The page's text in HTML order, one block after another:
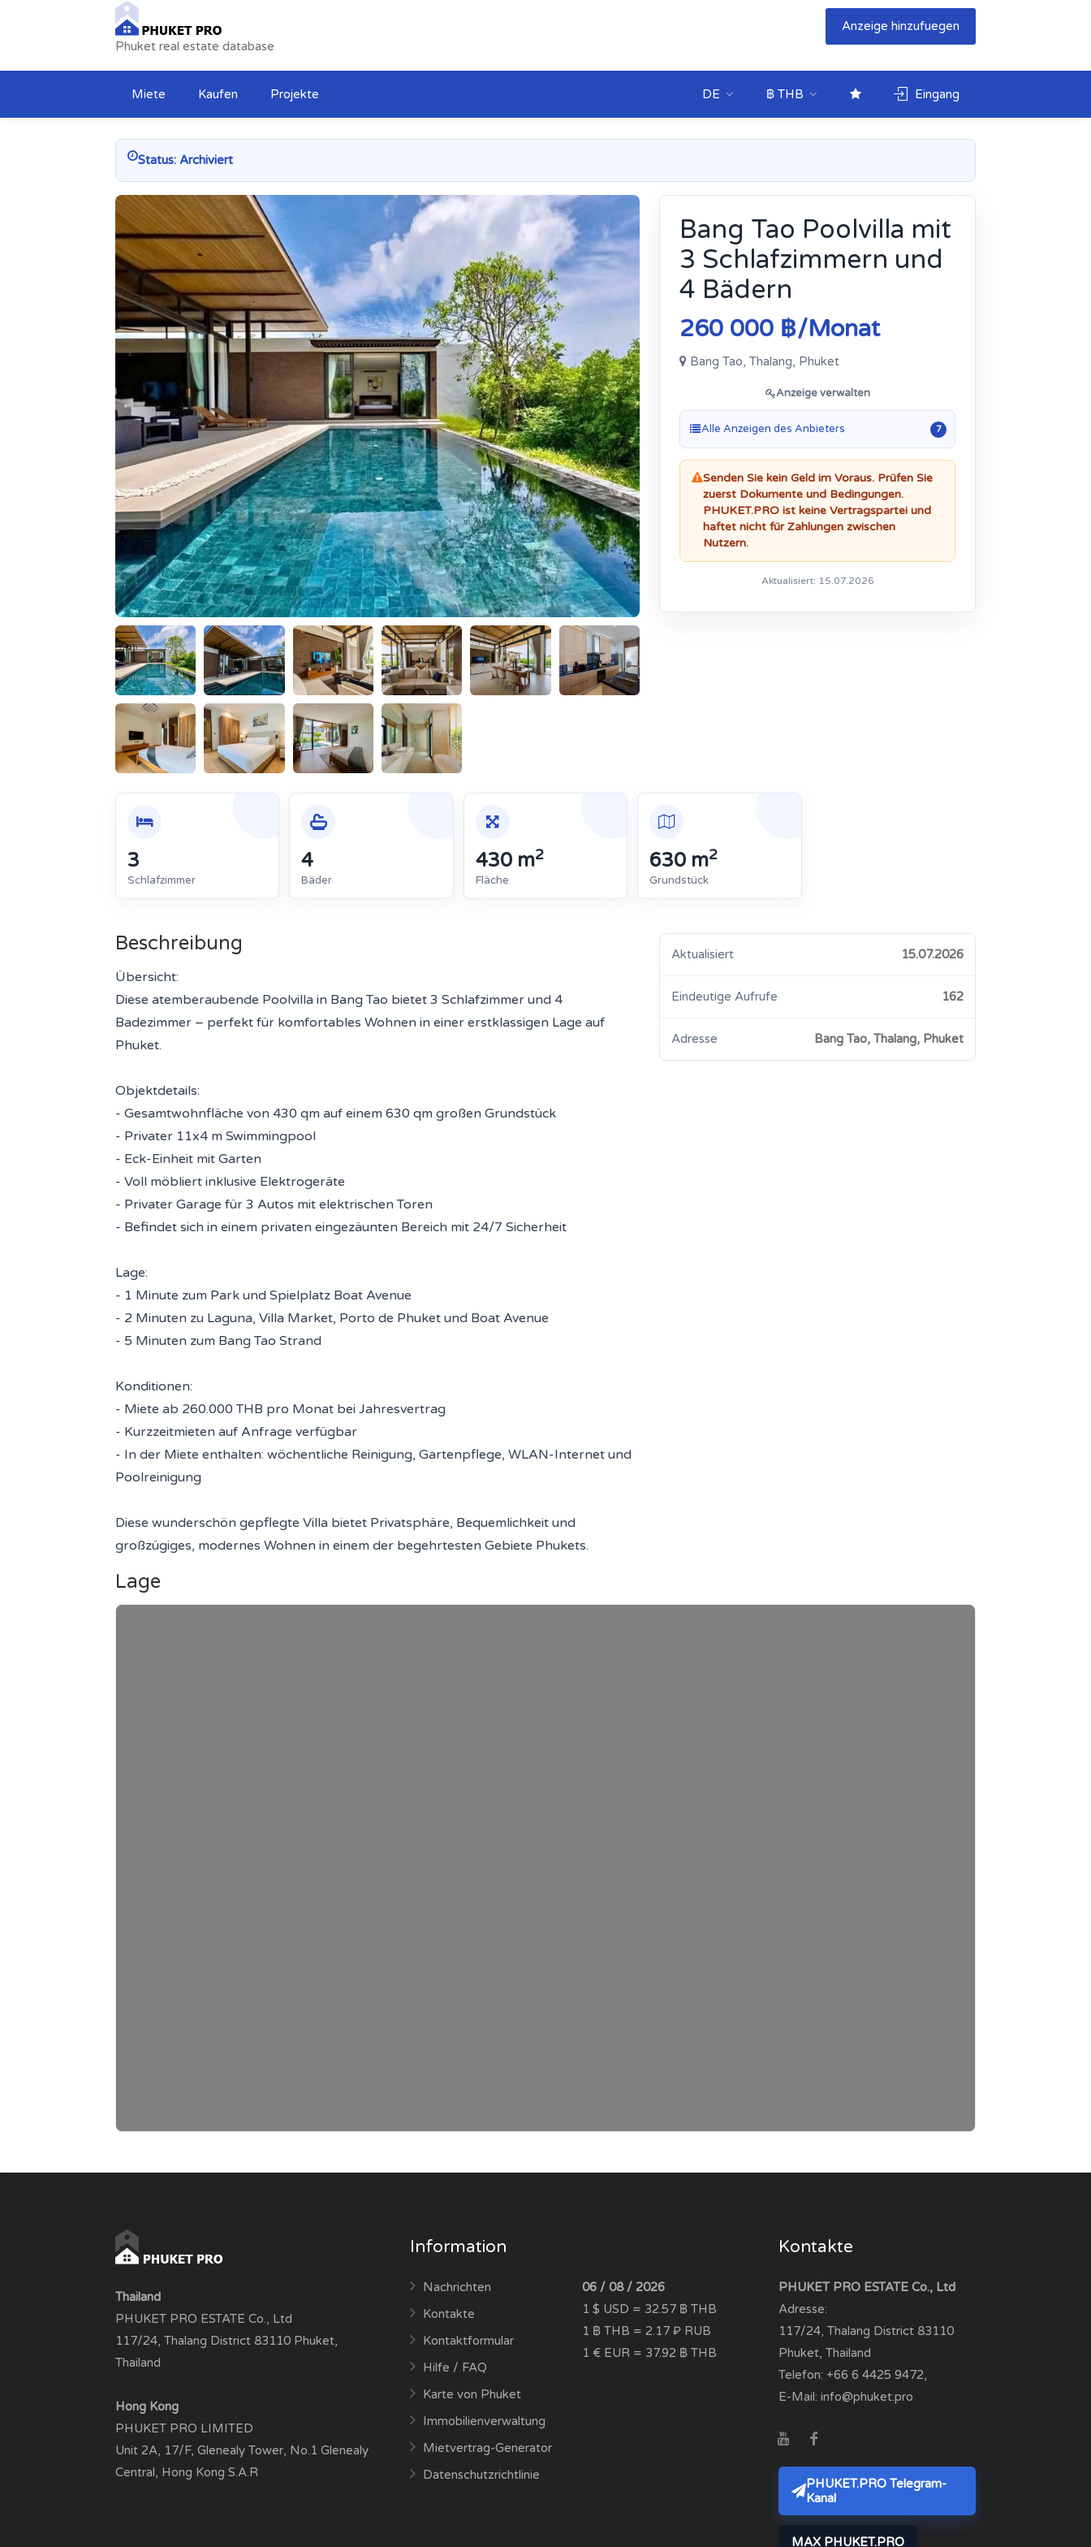
Phuket real estate database
Anzeige hinzufuegen
Miete Kaufen Projekte Eingang
฿ THB
DE
Status: Archiviert
Bang Tao Poolvilla mit
3 Schlafzimmern und
4 Bädern
260 000 ฿/Monat
Bang Tao, Thalang, Phuket
Anzeige verwalten
Alle Anzeigen des Anbieters 7
Senden Sie kein Geld im Voraus. Prüfen Sie
zuerst Dokumente und Bedingungen.
PHUKET.PRO ist keine Vertragspartei und
haftet nicht für Zahlungen zwischen
Nutzern.
Aktualisiert: 15.07.2026
3
Schlafzimmer
4
Bäder
430 m2
Fläche
630 m2
Grundstück
Beschreibung
Übersicht:
Diese atemberaubende Poolvilla in Bang Tao bietet 3 Schlafzimmer und 4
Badezimmer – perfekt für komfortables Wohnen in einer erstklassigen Lage auf
Phuket.
Objektdetails:
- Gesamtwohnfläche von 430 qm auf einem 630 qm großen Grundstück
- Privater 11x4 m Swimmingpool
- Eck-Einheit mit Garten
- Voll möbliert inklusive Elektrogeräte
- Privater Garage für 3 Autos mit elektrischen Toren
- Befindet sich in einem privaten eingezäunten Bereich mit 24/7 Sicherheit
Lage:
- 1 Minute zum Park und Spielplatz Boat Avenue
- 2 Minuten zu Laguna, Villa Market, Porto de Phuket und Boat Avenue
- 5 Minuten zum Bang Tao Strand
Konditionen:
- Miete ab 260.000 THB pro Monat bei Jahresvertrag
- Kurzzeitmieten auf Anfrage verfügbar
- In der Miete enthalten: wöchentliche Reinigung, Gartenpflege, WLAN-Internet und
Poolreinigung
Diese wunderschön gepflegte Villa bietet Privatsphäre, Bequemlichkeit und
großzügiges, modernes Wohnen in einem der begehrtesten Gebiete Phukets.
Aktualisiert 15.07.2026
Eindeutige Aufrufe 162
Adresse Bang Tao, Thalang, Phuket
Lage
Thailand
PHUKET PRO ESTATE Co., Ltd
117/24, Thalang District 83110 Phuket,
Thailand
Hong Kong
PHUKET PRO LIMITED
Unit 2A, 17/F, Glenealy Tower, No.1 Glenealy
Central, Hong Kong S.A.R
Information
Nachrichten
Kontakte
Kontaktformular
Hilfe / FAQ
Karte von Phuket
Immobilienverwaltung
Mietvertrag-Generator
Datenschutzrichtlinie
06 / 08 / 2026
1 $ USD = 32.57 ฿ THB
1 ฿ THB = 2.17 ₽ RUB
1 € EUR = 37.92 ฿ THB
Kontakte
PHUKET PRO ESTATE Co., Ltd
Adresse:
117/24, Thalang District 83110
Phuket, Thailand
Telefon:+66 6 4425 9472,
E-Mail:info@phuket.pro
PHUKET.PRO Telegram-
Kanal
MAX PHUKET.PRO